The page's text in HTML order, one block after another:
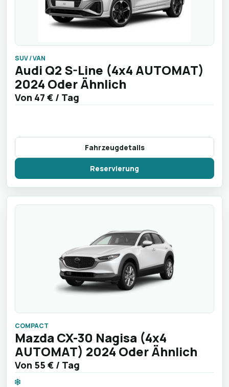
SUV / VAN
Audi Q2 S-Line (4x4 AUTOMAT)
2024 Oder Ähnlich
Von 47 € / Tag
Fahrzeugdetails
Reservierung
COMPACT
Mazda CX-30 Nagisa (4x4
AUTOMAT) 2024 Oder Ähnlich
Von 55 € / Tag